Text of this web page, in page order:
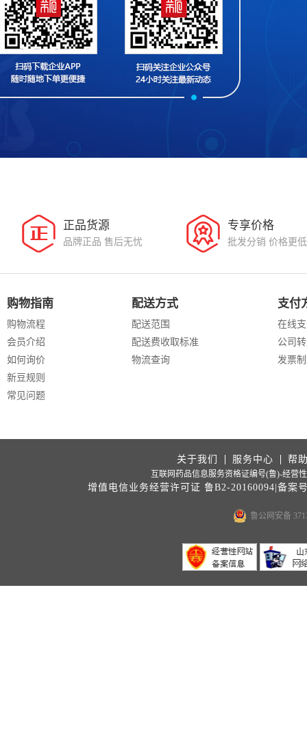
正品货源
品牌正品 售后无忧
专享价格
批发分销 价格更低
购物指南
购物流程
会员介绍
如何询价
新豆规则
常见问题
配送方式
配送范围
配送费收取标准
物流查询
支付
在线
公司
发票
关于我们 服务中心 帮
互联网药品信息服务资格证编号(鲁)-经营性
增值电信业务经营许可证 鲁B2-20160094|备案
鲁公网安备